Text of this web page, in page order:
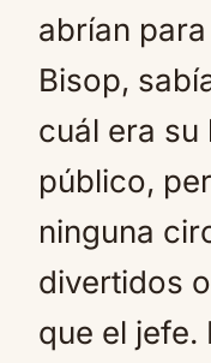
abrían
Bisop,
cuál era su
público,
ninguna
divertidos
que el jefe.